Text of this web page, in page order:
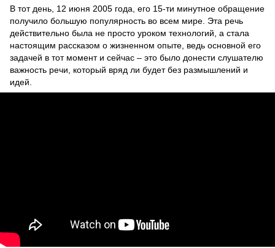
В тот день, 12 июня 2005 года, его 15-ти минутное обращение
получило большую популярность во всем мире. Эта речь
действительно была не просто уроком технологий, а стала
настоящим рассказом о жизненном опыте, ведь основной его
задачей в тот момент и сейчас – это было донести слушателю
важность речи, который вряд ли будет без размышлений и
идей.